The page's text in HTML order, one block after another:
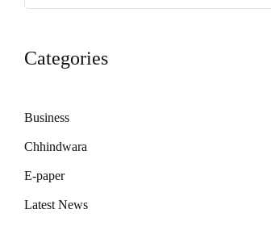
Categories
Business
Chhindwara
E-paper
Latest News